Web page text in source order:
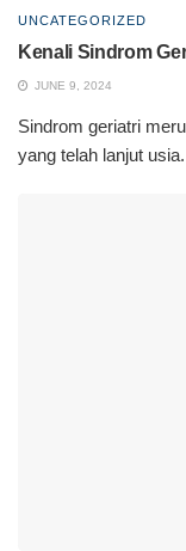
UNCATEGORIZED
Kenali Sindrom
JUNE 9, 2024
Sindrom geriatri
yang telah lanjut